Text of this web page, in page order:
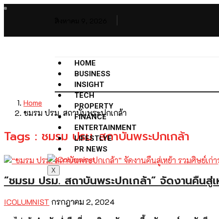
HOME
BUSINESS
INSIGHT
TECH
PROPERTY
FINANCE
ENTERTAINMENT
LIFESTLYE
PR NEWS
X
Home
ชมรม ปรม. สถาบันพระปกเกล้า
Tags : ชมรม ปรม. สถาบันพระปกเกล้า
“ชมรม ปรม. สถาบันพระปกเกล้า” จัดงานคืนสู่
ICOLUMNIST กรกฎาคม 2, 2024